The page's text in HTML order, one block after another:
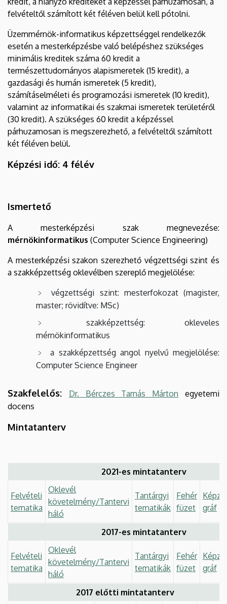
felvételtől számított két féléven belül kell pótolni.
Üzemmérnök-informatikus képzettséggel rendelkezők
esetén a mesterképzésbe való belépéshez szükséges
minimális kreditek száma 60 kredit a
természettudományos alapismeretek (15 kredit), a
gazdasági és humán ismeretek (5 kredit),
számításelméleti és programozási ismeretek (10 kredit),
valamint az informatikai és szakmai ismeretek területéről
(30 kredit). A szükséges 60 kredit a képzéssel
párhuzamosan is megszerezhető, a felvételtől számított
két féléven belül.
Képzési idő: 4 félév
Ismertető
A mesterképzési szak megnevezése:
mérnökinformatikus (Computer Science Engineering)
A mesterképzési szakon szerezhető végzettségi szint és
a szakképzettség oklevélben szereplő megjelölése:
végzettségi szint: mesterfokozat (magister,
master; rövidítve: MSc)
szakképzettség: okleveles
mérnökinformatikus
a szakképzettség angol nyelvű megjelölése:
Computer Science Engineer
Szakfelelős: Dr. Bérczes Tamás Márton egyetemi
docens
Mintatanterv
2021-es mintatanterv
Felvételi
tematika
Oklevél
követelmény/Tantervi
háló
Tantárgyi
tematikák
Fehér
füzet
gráf
2017-es mintatanterv
Felvételi
tematika
Oklevél
követelmény/Tantervi
háló
Tantárgyi
tematikák
Fehér
füzet
gráf
2017 előtti mintatanterv